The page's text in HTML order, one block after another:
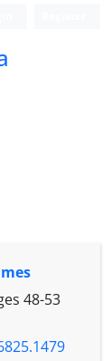
48-53